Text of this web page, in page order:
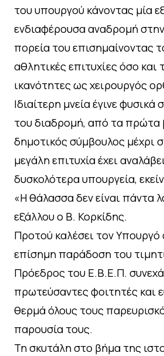
του υπουργού κάνοντας μία
ενδιαφέρουσα αναδρομή
πορεία του επισημαίνοντας
αθλητικές επιτυχίες όσο και
ικανότητες ως χειρουργός
Ιδιαίτερη μνεία έγινε φυσικά
του διαδρομή, από τα
δημοτικός σύμβουλος μέχρι
μεγάλη επιτυχία έχει
δυσκολότερα υπουργεία,
«Η θάλασσα δεν είναι πάντα
εξάλλου ο Β. Κορκίδης.
Προτού καλέσει τον Υπουργό
επίσημη παράδοση του
Πρόεδρος του Ε.Β.Ε.Π.
πρωτεύσαντες φοιτητές και
θερμά όλους τους
παρουσία τους.
Τη σκυτάλη στο βήμα της